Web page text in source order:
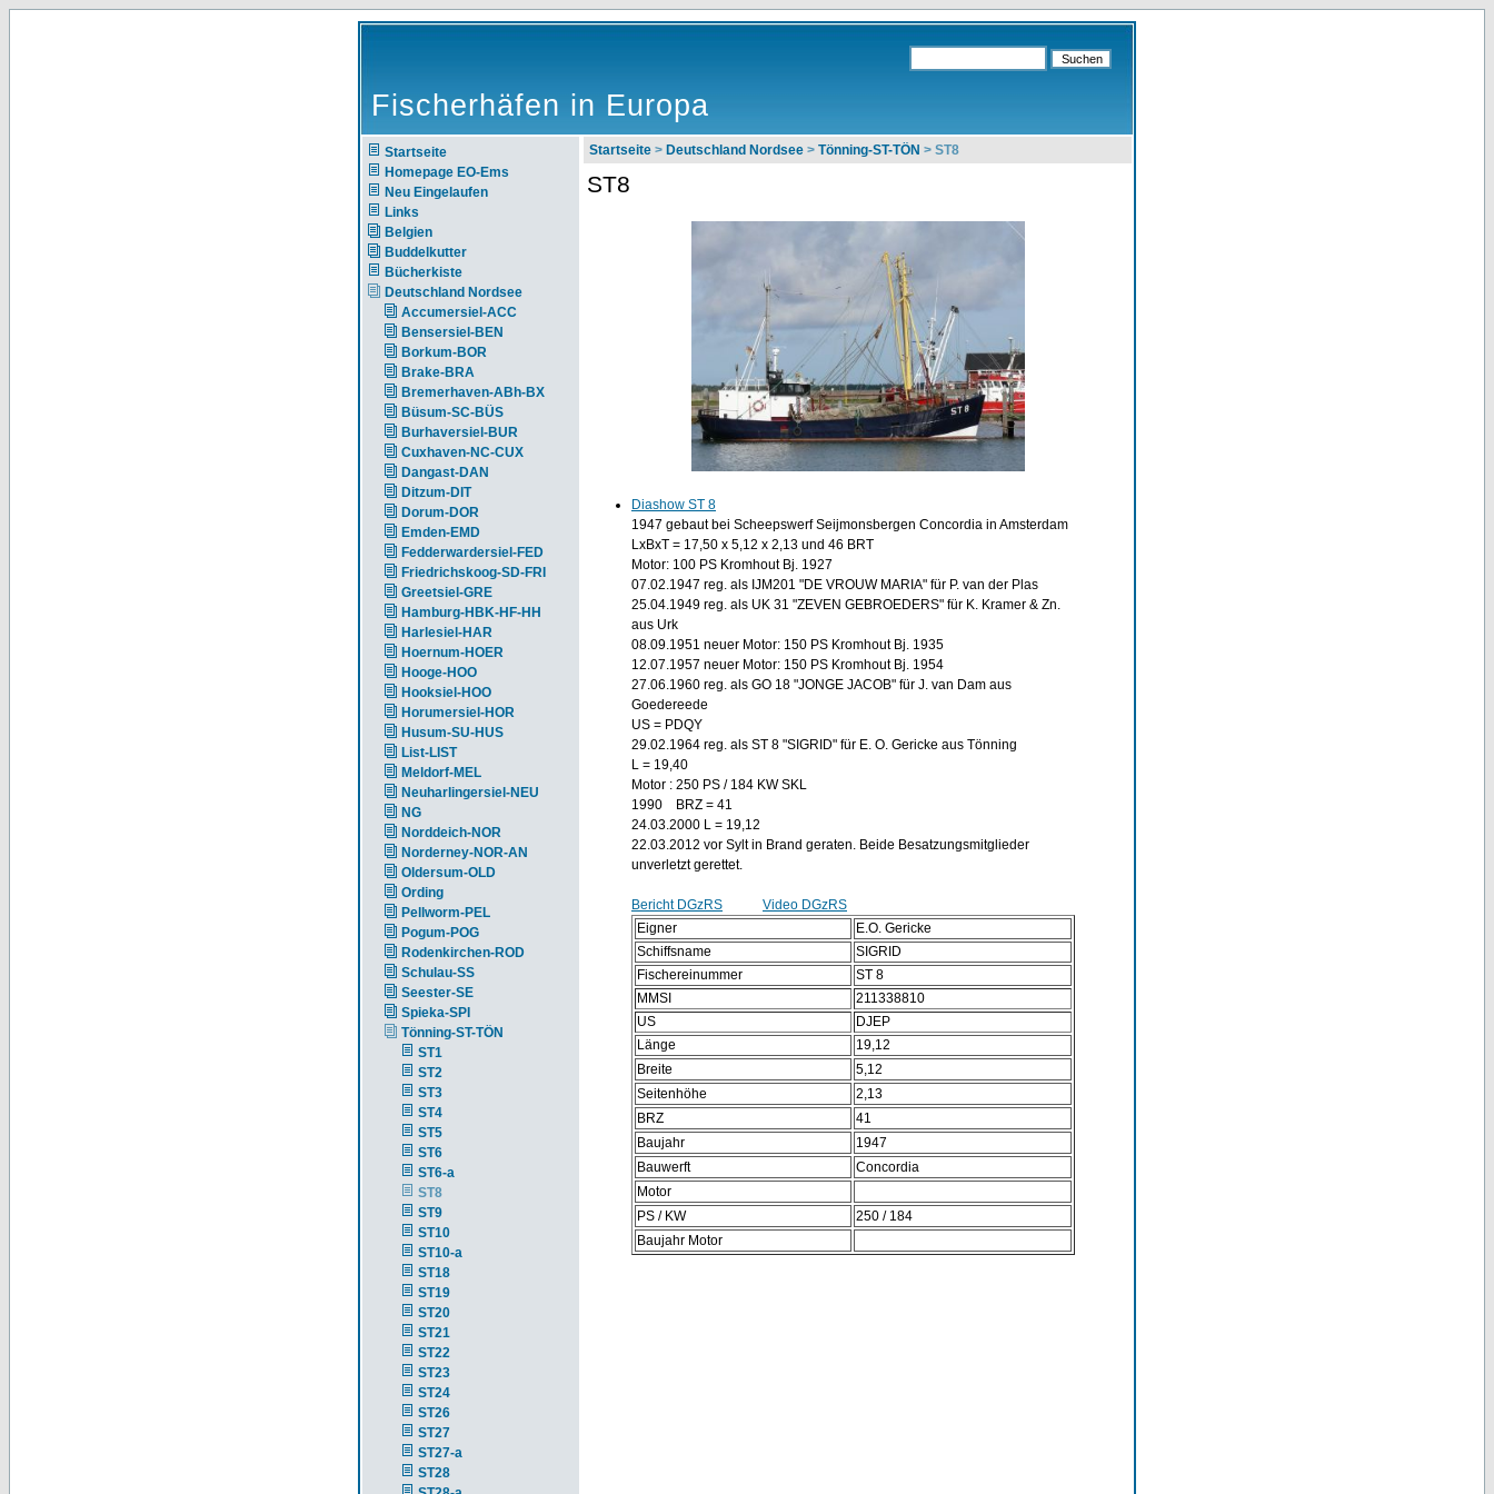
Fischerhäfen in Europa
Startseite
Homepage EO-Ems
Neu Eingelaufen
Links
Belgien
Buddelkutter
Bücherkiste
Deutschland Nordsee
Accumersiel-ACC
Bensersiel-BEN
Borkum-BOR
Brake-BRA
Bremerhaven-ABh-BX
Büsum-SC-BÜS
Burhaversiel-BUR
Cuxhaven-NC-CUX
Dangast-DAN
Ditzum-DIT
Dorum-DOR
Emden-EMD
Fedderwardersiel-FED
Friedrichskoog-SD-FRI
Greetsiel-GRE
Hamburg-HBK-HF-HH
Harlesiel-HAR
Hoernum-HOER
Hooge-HOO
Hooksiel-HOO
Horumersiel-HOR
Husum-SU-HUS
List-LIST
Meldorf-MEL
Neuharlingersiel-NEU
NG
Norddeich-NOR
Norderney-NOR-AN
Oldersum-OLD
Ording
Pellworm-PEL
Pogum-POG
Rodenkirchen-ROD
Schulau-SS
Seester-SE
Spieka-SPI
Tönning-ST-TÖN
ST1
ST2
ST3
ST4
ST5
ST6
ST6-a
ST8
ST9
ST10
ST10-a
ST18
ST19
ST20
ST21
ST22
ST23
ST24
ST26
ST27
ST27-a
ST28
Startseite > Deutschland Nordsee > Tönning-ST-TÖN > ST8
ST8
Diashow ST 8
1947 gebaut bei Scheepswerf Seijmonsbergen Concordia in Amsterdam
LxBxT = 17,50 x 5,12 x 2,13 und 46 BRT
Motor: 100 PS Kromhout Bj. 1927
07.02.1947 reg. als IJM201 "DE VROUW MARIA" für P. van der Plas
25.04.1949 reg. als UK 31 "ZEVEN GEBROEDERS" für K. Kramer & Zn.
aus Urk
08.09.1951 neuer Motor: 150 PS Kromhout Bj. 1935
12.07.1957 neuer Motor: 150 PS Kromhout Bj. 1954
27.06.1960 reg. als GO 18 "JONGE JACOB" für J. van Dam aus
Goedereede
US = PDQY
29.02.1964 reg. als ST 8 "SIGRID" für E. O. Gericke aus Tönning
L = 19,40
Motor : 250 PS / 184 KW SKL
1990 BRZ = 41
24.03.2000 L = 19,12
22.03.2012 vor Sylt in Brand geraten. Beide Besatzungsmitglieder
unverletzt gerettet.
Bericht DGzRS
Video DGzRS
Eigner
E.O. Gericke
Schiffsname
SIGRID
Fischereinummer
ST 8
MMSI
211338810
US
DJEP
Länge
19,12
Breite
5,12
Seitenhöhe
2,13
BRZ
41
Baujahr
1947
Bauwerft
Concordia
Motor
PS / KW
250 / 184
Baujahr Motor